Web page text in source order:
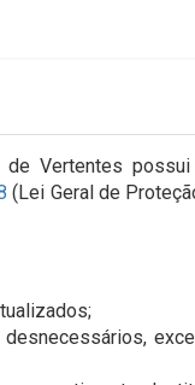
Vertentes
(Lei Geral de